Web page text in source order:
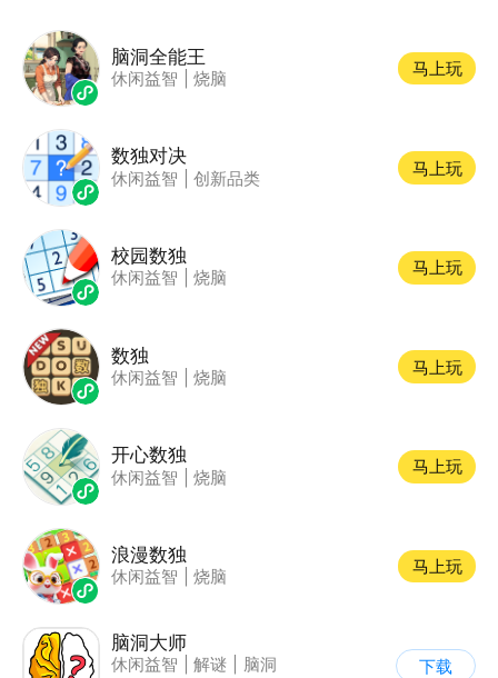
脑洞全能王
休闲益智 烧脑
马上玩
数独对决
休闲益智 创新品类
马上玩
校园数独
休闲益智 烧脑
马上玩
数独
休闲益智 烧脑
马上玩
开心数独
休闲益智 烧脑
马上玩
浪漫数独
休闲益智 烧脑
马上玩
脑洞大师
休闲益智 解谜
脑洞
下载